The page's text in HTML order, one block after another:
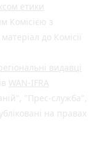
етики
Комісією з
до Комісії
видавці
WAN-IFRA
"Прес-служба",
на правах